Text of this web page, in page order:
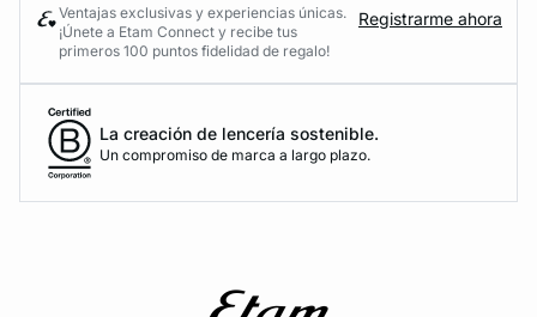
Ventajas exclusivas y experiencias únicas.
¡Únete a Etam Connect y recibe tus
primeros 100 puntos fidelidad de regalo!
Registrarme ahora
La creación de lencería sostenible.
Un compromiso de marca a largo plazo.